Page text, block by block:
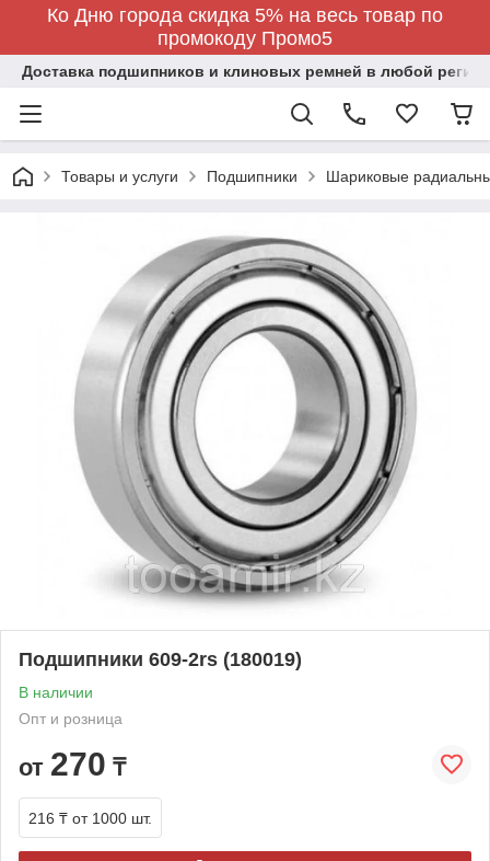
Ко Дню города скидка 5% на весь товар по
промокоду Промо5
Доставка подшипников и клиновых ремней в любой регион
Товары и услуги Подшипники Шариковые
Подшипники 609-2rs (180019)
В наличии
Опт и розница
от 270 ₸
216 ₸ от 1000 шт.